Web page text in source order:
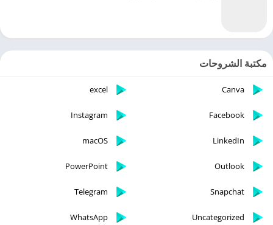
مكتبة الشروحات
Canva
excel
Facebook
Instagram
LinkedIn
macOS
Outlook
PowerPoint
Snapchat
Telegram
Uncategorized
WhatsApp